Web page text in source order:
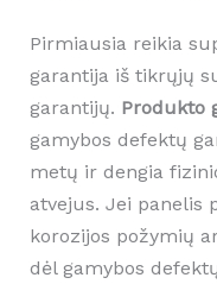
Pirmiausia reikia
garantija iš tikrųjų
garantijų. Produkto
gamybos defektų
metų ir dengia
atvejus. Jei panelis
korozijos požymių
dėl gamybos